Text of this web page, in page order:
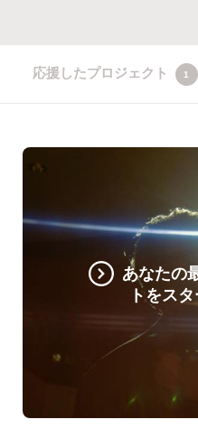
応援したプロジェクト 1
あなたの
トをス